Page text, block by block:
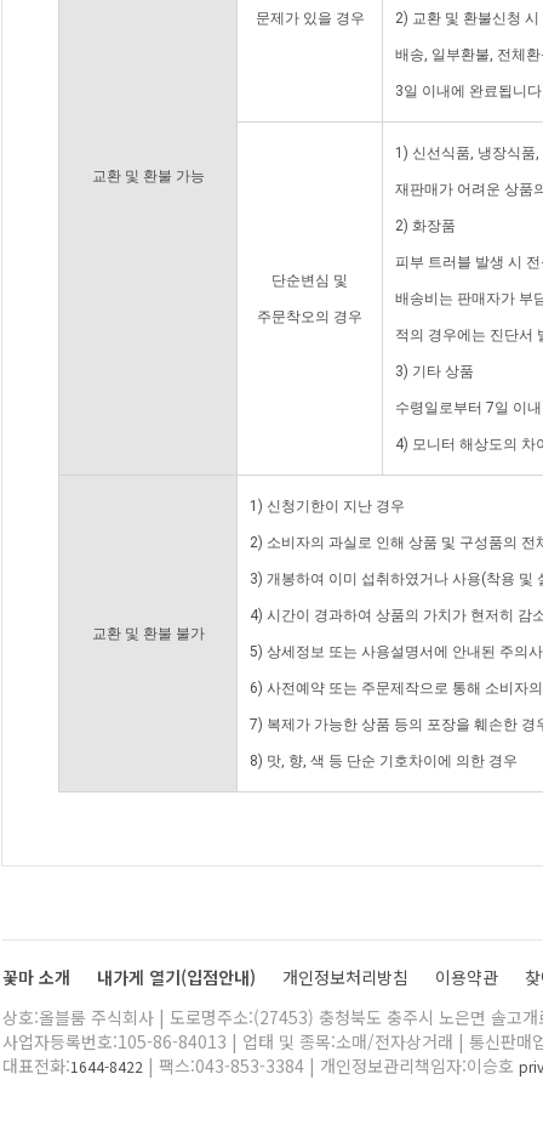
교환 및 환불 가능
문제가 있을 경우 2) 교환 및 환불신청
배송, 일부환불, 전체
3일 이내에 완료됩니
단순변심 및
주문착오의 경우
1) 신선식품, 냉장식품
재판매가 어려운 상품
2) 화장품
피부 트러블 발생 시
배송비는 판매자가 부
적의 경우에는 진단서
3) 기타 상품
수령일로부터 7일 이
4) 모니터 해상도의 차
교환 및 환불 불가
1) 신청기한이 지난 경우
2) 소비자의 과실로 인해 상품 및 구성품의
3) 개봉하여 이미 섭취하였거나 사용(착용 및
4) 시간이 경과하여 상품의 가치가 현저히 감
5) 상세정보 또는 사용설명서에 안내된 주의
6) 사전예약 또는 주문제작으로 통해 소비자
7) 복제가 가능한 상품 등의 포장을 훼손한 경
8) 맛, 향, 색 등 단순 기호차이에 의한 경우
꽃마 소개 내가게 열기(입점안내) 개인정보처리방침 이용약관
상호:올블룸 주식회사 | 도로명주소:(27453) 충청북도 충주시 노은면 솔고
사업자등록번호:105-86-84013 | 업태 및 종목:소매/전자상거래 | 통신판매
대표전화:1644-8422 | 팩스:043-853-3384 | 개인정보관리책임자:이승호